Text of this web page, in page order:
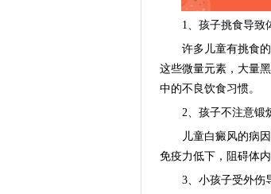
1、孩子挑食导致
许多儿童有挑食的
这些微量元素，大量
中的不良饮食习惯。
2、孩子不注意锻
儿童白癜风的病因
免疫力低下，阻碍体
3、小孩子受外伤导